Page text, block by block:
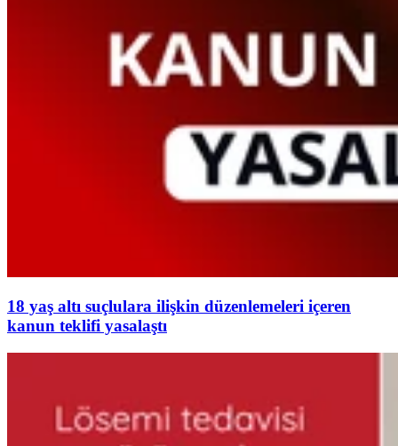
18 yaş altı suçlulara ilişkin düzenlemeleri içeren
kanun teklifi yasalaştı